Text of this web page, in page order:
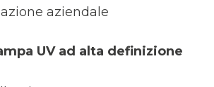
aziendale
UV ad alta definizione